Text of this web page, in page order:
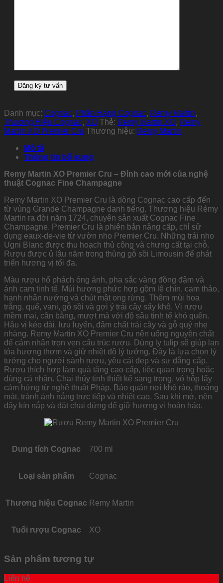
Danh mục: Cognac, Phân Hạng Cognac, Remy Martin,
Thương Hiệu Cognac, XO Thẻ: Remy Martin XO, Remy
Martin XO Premier Cru
Thương hiệu: Remy Martin
Mô tả
Thông tin bổ sung
Remy Martin XO Premier Cru – Đỉnh cao mới của nghệ
thuật Cognac Fine Champagne
Remy Martin XO Premier Cru là dòng Cognac cao cấp đến
từ vùng Grande Champagne danh tiếng. Thương hiệu Rémy
Martin ra đời năm 1724, chuyên sản xuất Cognac Fine
Champagne. Premier Cru là phiên bản nâng cấp, chỉ sử
dụng eaux-de-vie từ vườn nho Premier Cru. Những trái nho
Ugni Blanc được thu hoạch thủ công và chưng cất tại chỗ.
Rượu được ủ lâu năm trong thùng gỗ sồi Limousin để phát
triển hương vị tối đa.
Màu rượu hổ phách óng ánh, pha sắc vàng đồng đậm và
ánh cam tinh tế. Mùi hương phức hợp gồm lê chín, cam thảo,
hạnh nhân nướng và chút mật ong rừng. Thêm mùi hoa
trắng, quế, vani, gỗ sồi và gợi ý trái cây sấy khô. Vị rượu
mềm mại, cân bằng, mượt mà với độ sâu tinh tế khó quên.
Hậu vị kéo dài, lưu luyến, đậm chất trái cây và gỗ quý nhẹ
nhàng. Remy Martin XO Premier Cru nên uống nguyên chất
để cảm nhận trọn vẹn cấu trúc rượu. Dùng ly tulip sẽ giúp lan
tỏa hương thơm và giữ nhiệt độ lý tưởng. Đây là lựa chọn lý
tưởng cho người sành rượu, yêu cái đẹp và sự đẳng cấp.
Rượu thích hợp làm quà tặng cao cấp, tiệc quan trọng hoặc
dùng cá nhân. Chai thủy tinh thiết kế sang trọng, vỏ hộp lấy
cảm hứng từ nghệ thuật Pháp. Bảo quản nơi khô ráo, thoáng
mát, tránh ánh nắng trực tiếp và nhiệt cao. Sau khi mở, nên
đậy kín nắp và đặt chai đứng để giữ hương vị hoàn hảo.
Dung tích Cognac 700 ml
Loại sản phẩm Cognac
Thương hiệu Cognac Remy Martin
Tuổi rượu Cognac XO
Sản phẩm tương tự
Liên hệ